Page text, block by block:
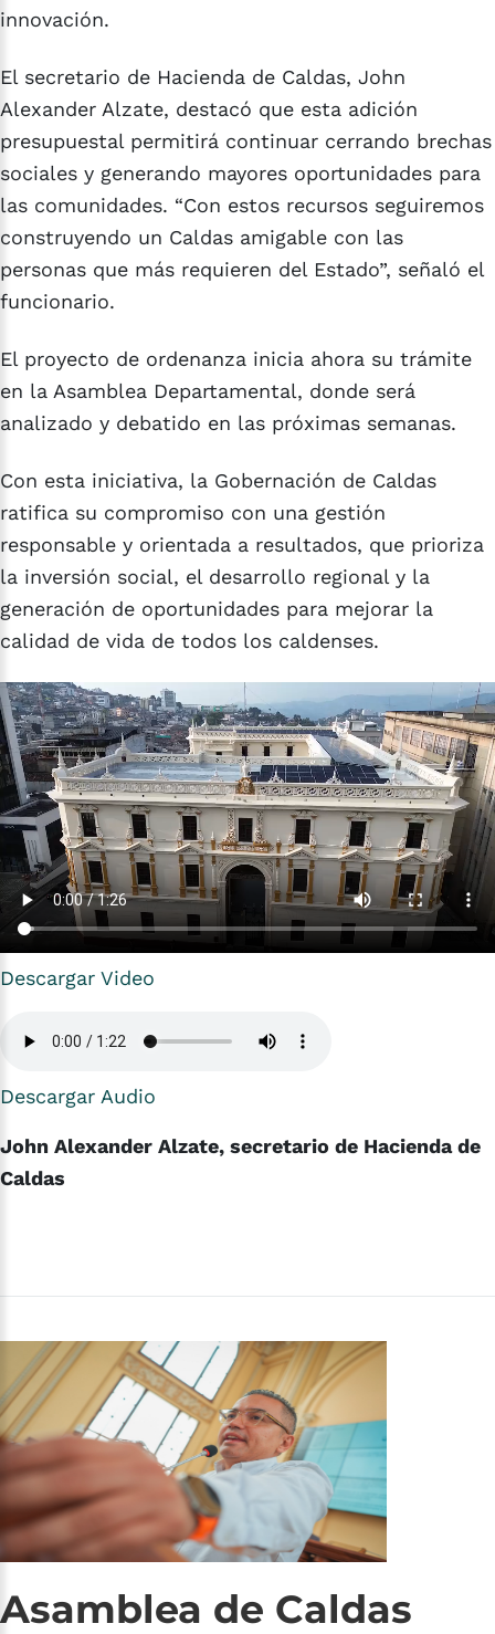
innovación.
El secretario de Hacienda de Caldas, John
Alexander Alzate, destacó que esta adición
presupuestal permitirá continuar cerrando brechas
sociales y generando mayores oportunidades para
las comunidades. “Con estos recursos seguiremos
construyendo un Caldas amigable con las
personas que más requieren del Estado”, señaló el
funcionario.
El proyecto de ordenanza inicia ahora su trámite
en la Asamblea Departamental, donde será
analizado y debatido en las próximas semanas.
Con esta iniciativa, la Gobernación de Caldas
ratifica su compromiso con una gestión
responsable y orientada a resultados, que prioriza
la inversión social, el desarrollo regional y la
generación de oportunidades para mejorar la
calidad de vida de todos los caldenses.
Descargar Video
Descargar Audio
John Alexander Alzate, secretario de Hacienda de
Caldas
Asamblea de Caldas